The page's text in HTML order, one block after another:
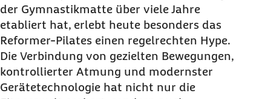
der Gymnastikmatte über viele Jahre
etabliert hat, erlebt heute besonders das
Reformer-Pilates einen regelrechten Hype.
Die Verbindung von gezielten Bewegungen,
kontrollierter Atmung und modernster
Gerätetechnologie hat nicht nur die